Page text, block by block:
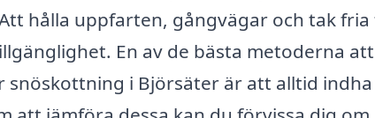
hålla uppfarten, gångvägar och tak
En av de bästa metoderna
snöskottning i Björsäter är att alltid